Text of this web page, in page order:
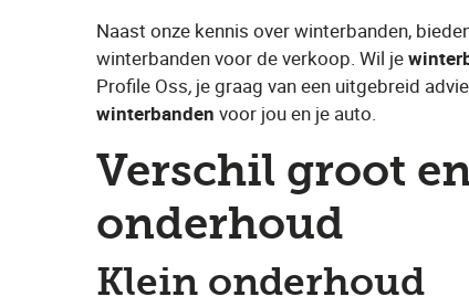
Naast onze kennis over winterbanden,
winterbanden voor de verkoop. Wil je ​
Profile Oss, je graag van een uitgebreid
winterbanden ​ voor jou en je auto.
Verschil groot
onderhoud
Klein onderhoud